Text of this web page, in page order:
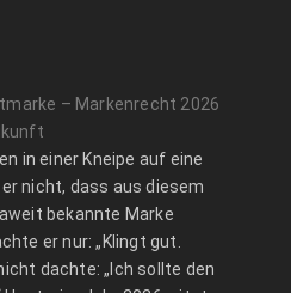
– Markenrecht 2026
in einer Kneipe auf eine
nicht, dass aus diesem
bekannte Marke
er nur: „Klingt gut.
dachte: „Ich sollte den